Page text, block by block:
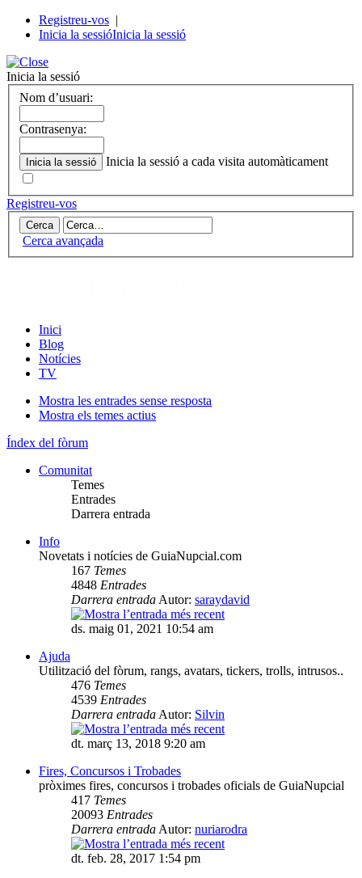
Registreu-vos |
Inicia la sessióInicia la sessió
Inicia la sessió
Nom d’usuari:
Contrasenya:
Inicia la sessió a cada visita automàticament
Registreu-vos
Cerca avançada
Inici
Blog
Notícies
TV
Mostra les entrades sense resposta
Mostra els temes actius
Índex del fòrum
Comunitat
Temes
Entrades
Darrera entrada
Info
Novetats i notícies de GuiaNupcial.com
167 Temes
4848 Entrades
Darrera entrada Autor: saraydavid
ds. maig 01, 2021 10:54 am
Ajuda
Utilització del fòrum, rangs, avatars, tickers, trolls, intrusos..
476 Temes
4539 Entrades
Darrera entrada Autor: Silvin
dt. març 13, 2018 9:20 am
Fires, Concursos i Trobades
pròximes fires, concursos i trobades oficials de GuiaNupcial
417 Temes
20093 Entrades
Darrera entrada Autor: nuriarodra
dt. feb. 28, 2017 1:54 pm